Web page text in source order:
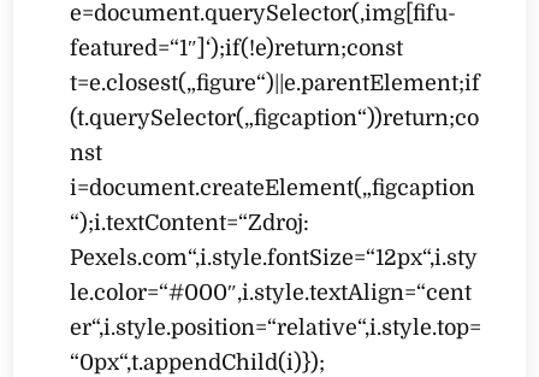
e=document.querySelector(‚img[fifu-
featured=“1″]‘);if(!e)return;const
t=e.closest(„figure“)||e.parentElement;if
(t.querySelector(„figcaption“))return;co
nst
i=document.createElement(„figcaption
“);i.textContent=“Zdroj:
Pexels.com“,i.style.fontSize=“12px“,i.sty
le.color=“#000″,i.style.textAlign=“cent
er“,i.style.position=“relative“,i.style.top=
“0px“,t.appendChild(i)});